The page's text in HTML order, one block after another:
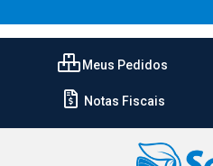
Meus Pedidos
Notas Fiscais